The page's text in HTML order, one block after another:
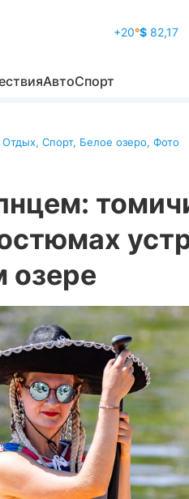
+20°$ 82,17
АвтоСпорт
Отдых, Спорт, Белое озеро, Фото
озере